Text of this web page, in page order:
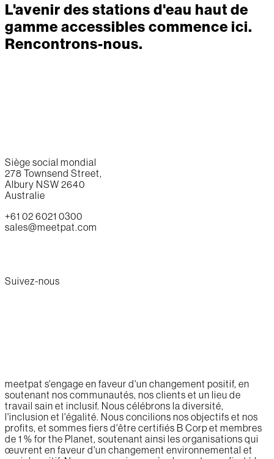
L'avenir des stations d'eau haut de
gamme accessibles commence ici.
Rencontrons-nous.
Siège social mondial
278 Townsend Street,
Albury NSW 2640
Australie
+61 02 6021 0300
sales@meetpat.com
Suivez-nous
meetpat s'engage en faveur d'un changement positif, en
soutenant nos communautés, nos clients et un lieu de
travail sain et inclusif. Nous célébrons la diversité,
l'inclusion et l'égalité. Nous concilions nos objectifs et nos
profits, et sommes fiers d'être certifiés B Corp et membres
de 1 % for the Planet, soutenant ainsi les organisations qui
œuvrent en faveur d'un changement environnemental et